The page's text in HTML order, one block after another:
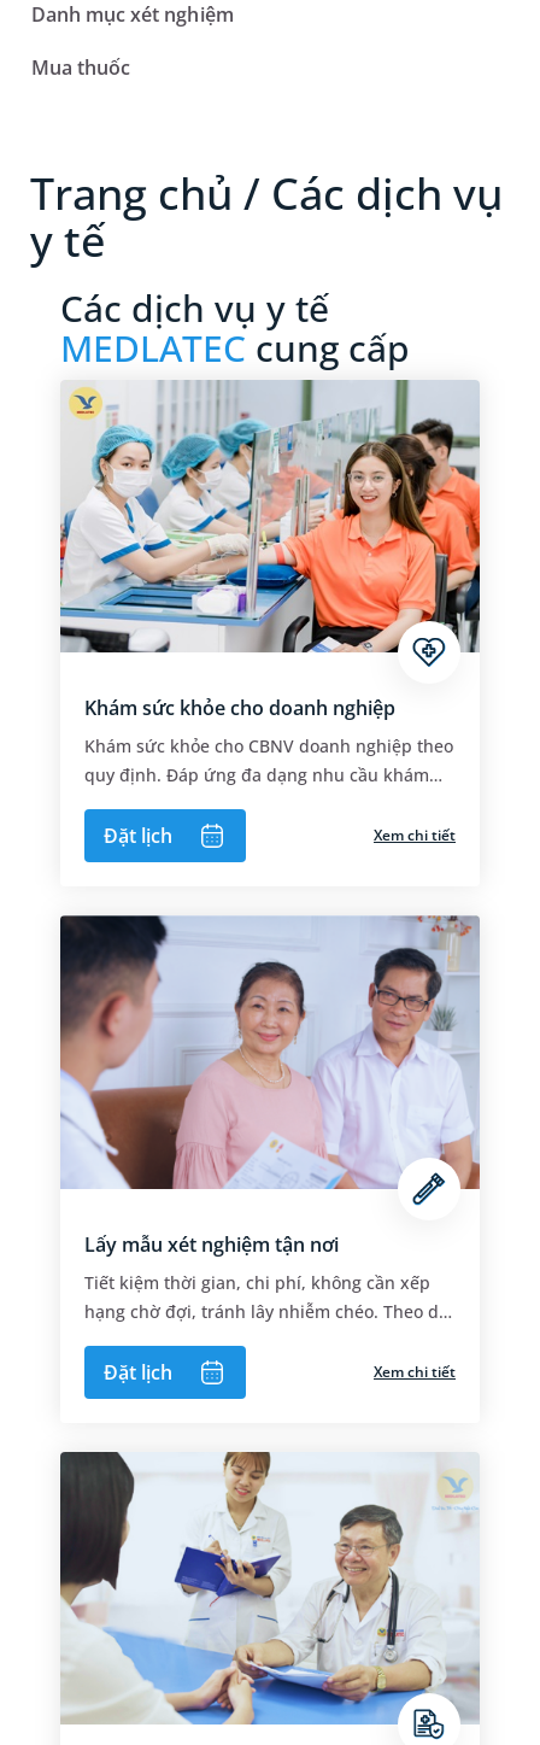
Danh mục xét nghiệm
Mua thuốc
Trang chủ / Các dịch vụ
y tế
Các dịch vụ y tế
MEDLATEC cung cấp
Khám sức khỏe cho doanh nghiệp
Khám sức khỏe cho CBNV doanh nghiệp theo
quy định. Đáp ứng đa dạng nhu cầu khám
của đơn vị
Đặt lịch Xem chi tiết
Lấy mẫu xét nghiệm tận nơi
Tiết kiệm thời gian, chi phí, không cần xếp
hạng chờ đợi, tránh lây nhiễm chéo. Theo dõi
Medlatec, SMS
Đặt lịch Xem chi tiết